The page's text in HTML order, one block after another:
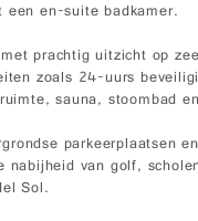
en-suite badkamer.
prachtig uitzicht op
zoals 24-uurs
sauna, stoombad
parkeerplaatsen
van golf,
Sol.